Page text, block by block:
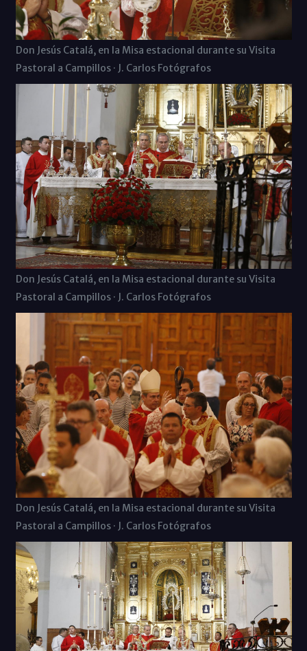
Don Jesús Catalá, en la Misa estacional durante su Visita
Pastoral a Campillos · J. Carlos Fotógrafos
Don Jesús Catalá, en la Misa estacional durante su Visita
Pastoral a Campillos · J. Carlos Fotógrafos
Don Jesús Catalá, en la Misa estacional durante su Visita
Pastoral a Campillos · J. Carlos Fotógrafos